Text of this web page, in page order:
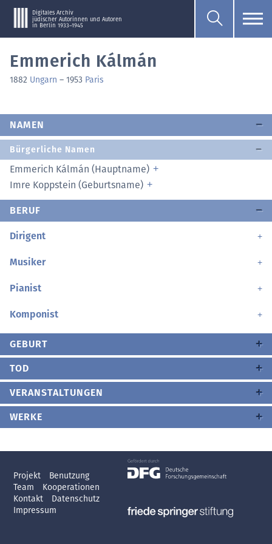
Digitales Archiv
jüdischer Autorinnen und Autoren
in Berlin 1933–1945
Emmerich Kálmán
1882 Ungarn – 1953 Paris
NAMEN
Bürgerliche Namen
Emmerich Kálmán (Hauptname)
Imre Koppstein (Geburtsname)
BERUF
Dirigent
Musiker
Pianist
Komponist
GEBURT
TOD
VERANSTALTUNGEN
WERKE
Projekt
Benutzung
Team
Kooperationen
Kontakt
Datenschutz
Impressum